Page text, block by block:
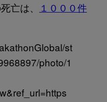
亡は、
１０００件
st
photo/1